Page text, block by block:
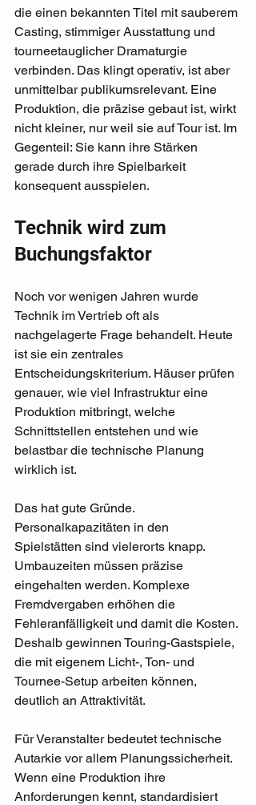
die einen bekannten Titel mit sauberem
Casting, stimmiger Ausstattung und
tourneetauglicher Dramaturgie
verbinden. Das klingt operativ, ist aber
unmittelbar publikumsrelevant. Eine
Produktion, die präzise gebaut ist, wirkt
nicht kleiner, nur weil sie auf Tour ist. Im
Gegenteil: Sie kann ihre Stärken
gerade durch ihre Spielbarkeit
konsequent ausspielen.
Technik wird zum
Buchungsfaktor
Noch vor wenigen Jahren wurde
Technik im Vertrieb oft als
nachgelagerte Frage behandelt. Heute
ist sie ein zentrales
Entscheidungskriterium. Häuser prüfen
genauer, wie viel Infrastruktur eine
Produktion mitbringt, welche
Schnittstellen entstehen und wie
belastbar die technische Planung
wirklich ist.
Das hat gute Gründe.
Personalkapazitäten in den
Spielstätten sind vielerorts knapp.
Umbauzeiten müssen präzise
eingehalten werden. Komplexe
Fremdvergaben erhöhen die
Fehleranfälligkeit und damit die Kosten.
Deshalb gewinnen Touring-Gastspiele,
die mit eigenem Licht-, Ton- und
Tournee-Setup arbeiten können,
deutlich an Attraktivität.
Für Veranstalter bedeutet technische
Autarkie vor allem Planungssicherheit.
Wenn eine Produktion ihre
Anforderungen kennt, standardisiert